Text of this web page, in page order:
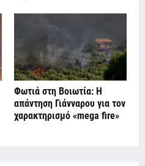
Φωτιά στη Βοιωτία: Η
απάντηση Γιάνναρου για τον
χαρακτηρισμό «mega fire»